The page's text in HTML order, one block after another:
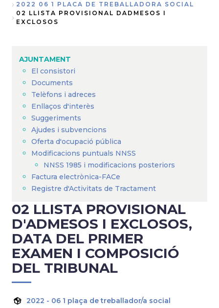
Fil
d'Ariadna
2022 06 1 PLACA DE TREBALLADORA SOCIAL
02 LLISTA PROVISIONAL DADMESOS I
EXCLOSOS
AJUNTAMENT
El consistori
Documents
Telèfons i adreces
Enllaços d'interès
Suggeriments
Ajudes i subvencions
Oferta d'ocupació pública
Modificacions puntuals NNSS
NNSS 1985 i modificacions posteriors
Factura electrònica-FACe
Registre d'Activitats de Tractament
02 LLISTA PROVISIONAL
D'ADMESOS I EXCLOSOS,
DATA DEL PRIMER
EXAMEN I COMPOSICIÓ
DEL TRIBUNAL
2022 - 06 1 plaça de treballador/a social